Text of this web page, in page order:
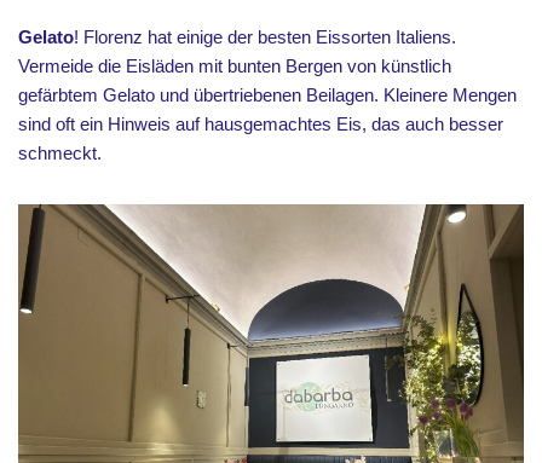
Gelato! Florenz hat einige der besten Eissorten Italiens.
Vermeide die Eisläden mit bunten Bergen von künstlich
gefärbtem Gelato und übertriebenen Beilagen. Kleinere Mengen
sind oft ein Hinweis auf hausgemachtes Eis, das auch besser
schmeckt.